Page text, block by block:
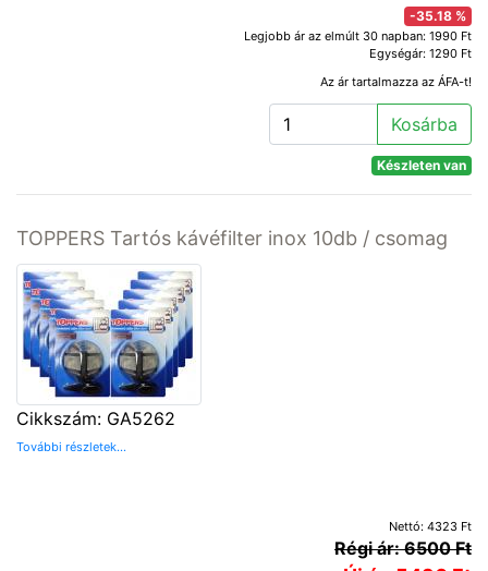
-35.18 %
Legjobb ár az elmúlt 30 napban: 1990 Ft
Egységár: 1290 Ft
Az ár tartalmazza az ÁFA-t!
Kosárba
Készleten van
TOPPERS Tartós kávéfilter inox 10db / csomag
Cikkszám: GA5262
További részletek...
Nettó: 4323 Ft
Régi ár: 6500 Ft